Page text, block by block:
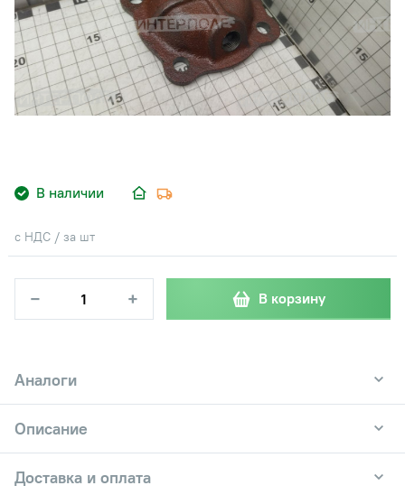
В наличии
с НДС / за шт
− + В корзину
Аналоги
Описание
Доставка и оплата